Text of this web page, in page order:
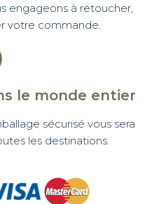
engageons à retoucher,
votre commande.
le monde entier
sécurisé vous sera
les destinations.